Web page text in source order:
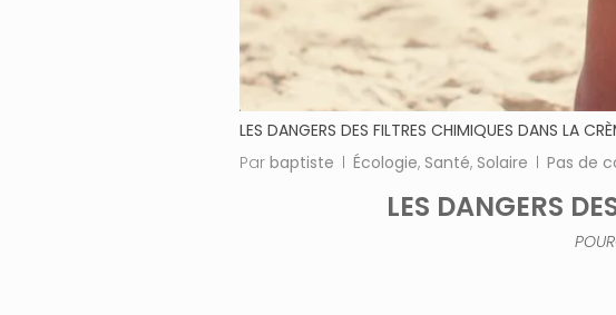
LES DANGERS DES FILTRES CHIMIQUES DANS LA
Par baptiste Écologie, Santé, Solaire Pas de
LES DANGERS